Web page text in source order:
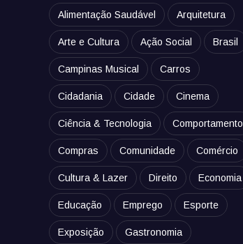
Alimentação Saudável Arquitetura
Arte e Cultura Ação Social Brasil
Campinas Musical Carros
Cidadania Cidade Cinema
Ciência & Tecnologia Comportamento
Compras Comunidade Comércio
Cultura & Lazer Direito Economia
Educação Emprego Esporte
Exposição Gastronomia